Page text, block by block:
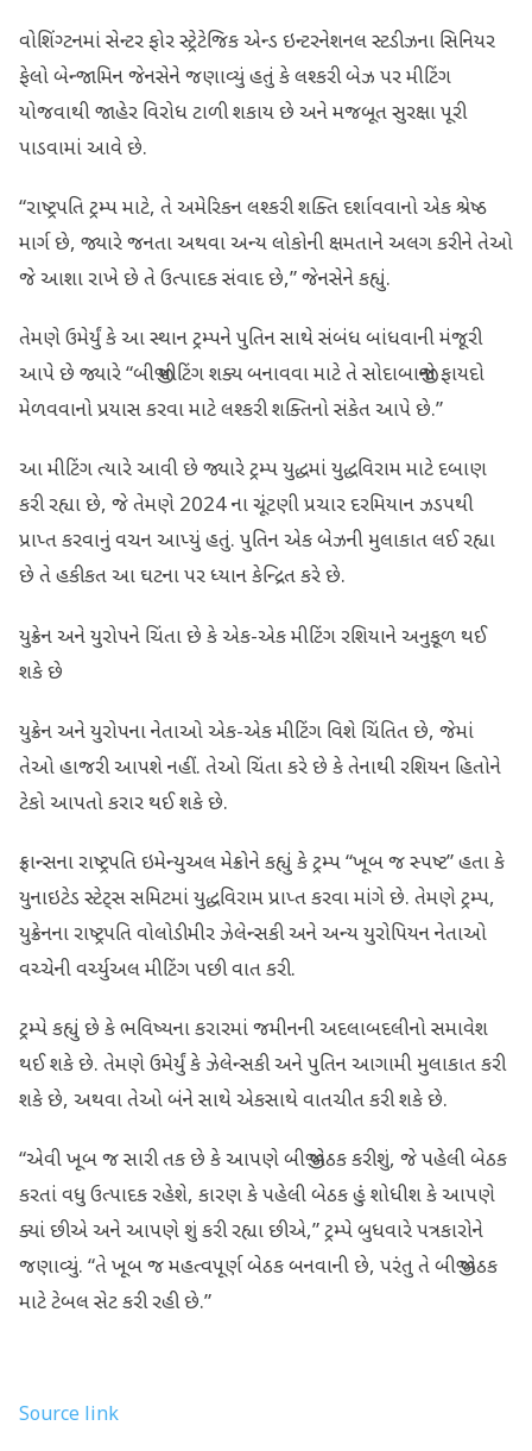
વોશિંગ્ટનમાં સેન્ટર ફોર સ્ટ્રેટેજિક એન્ડ ઇન્ટરનેશનલ સ્ટડીઝના સિનિયર
ફેલો બેન્જામિન જેનસેને જણાવ્યું હતું કે લશ્કરી બેઝ પર મીટિંગ
યોજવાથી જાહેર વિરોધ ટાળી શકાય છે અને મજબૂત સુરક્ષા પૂરી
પાડવામાં આવે છે.
“રાષ્ટ્રપતિ ટ્રમ્પ માટે, તે અમેરિકન લશ્કરી શક્તિ દર્શાવવાનો એક શ્રેષ્ઠ
માર્ગ છે, જ્યારે જનતા અથવા અન્ય લોકોની ક્ષમતાને અલગ કરીને તેઓ
જે આશા રાખે છે તે ઉત્પાદક સંવાદ છે,” જેનસેને કહ્યું.
તેમણે ઉમેર્યું કે આ સ્થાન ટ્રમ્પને પુતિન સાથે સંબંધ બાંધવાની મંજૂરી
આપે છે જ્યારે “બીજી મીટિંગ શક્ય બનાવવા માટે તે સોદાબાજીનો ફાયદો
મેળવવાનો પ્રયાસ કરવા માટે લશ્કરી શક્તિનો સંકેત આપે છે.”
આ મીટિંગ ત્યારે આવી છે જ્યારે ટ્રમ્પ યુદ્ધમાં યુદ્ધવિરામ માટે દબાણ
કરી રહ્યા છે, જે તેમણે 2024 ના ચૂંટણી પ્રચાર દરમિયાન ઝડપથી
પ્રાપ્ત કરવાનું વચન આપ્યું હતું. પુતિન એક બેઝની મુલાકાત લઈ રહ્યા
છે તે હકીકત આ ઘટના પર ધ્યાન કેન્દ્રિત કરે છે.
યુક્રેન અને યુરોપને ચિંતા છે કે એક-એક મીટિંગ રશિયાને અનુકૂળ થઈ
શકે છે
યુક્રેન અને યુરોપના નેતાઓ એક-એક મીટિંગ વિશે ચિંતિત છે, જેમાં
તેઓ હાજરી આપશે નહીં. તેઓ ચિંતા કરે છે કે તેનાથી રશિયન હિતોને
ટેકો આપતો કરાર થઈ શકે છે.
ફ્રાન્સના રાષ્ટ્રપતિ ઇમેન્યુઅલ મેક્રોને કહ્યું કે ટ્રમ્પ “ખૂબ જ સ્પષ્ટ” હતા કે
યુનાઇટેડ સ્ટેટ્સ સમિટમાં યુદ્ધવિરામ પ્રાપ્ત કરવા માંગે છે. તેમણે ટ્રમ્પ,
યુક્રેનના રાષ્ટ્રપતિ વોલોડીમીર ઝેલેન્સકી અને અન્ય યુરોપિયન નેતાઓ
વચ્ચેની વર્ચ્યુઅલ મીટિંગ પછી વાત કરી.
ટ્રમ્પે કહ્યું છે કે ભવિષ્યના કરારમાં જમીનની અદલાબદલીનો સમાવેશ
થઈ શકે છે. તેમણે ઉમેર્યું કે ઝેલેન્સકી અને પુતિન આગામી મુલાકાત કરી
શકે છે, અથવા તેઓ બંને સાથે એકસાથે વાતચીત કરી શકે છે.
“એવી ખૂબ જ સારી તક છે કે આપણે બીજી બેઠક કરીશું, જે પહેલી બેઠક
કરતાં વધુ ઉત્પાદક રહેશે, કારણ કે પહેલી બેઠક હું શોધીશ કે આપણે
ક્યાં છીએ અને આપણે શું કરી રહ્યા છીએ,” ટ્રમ્પે બુધવારે પત્રકારોને
જણાવ્યું. “તે ખૂબ જ મહત્વપૂર્ણ બેઠક બનવાની છે, પરંતુ તે બીજી બેઠક
માટે ટેબલ સેટ કરી રહી છે.”
Source link